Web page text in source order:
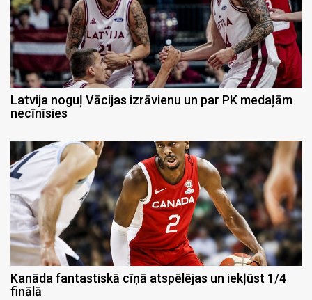
Latvija noguļ Vācijas izrāvienu un par PK medaļām
necīnīsies
Kanāda fantastiskā cīņā atspēlējas un iekļūst 1/4
finālā